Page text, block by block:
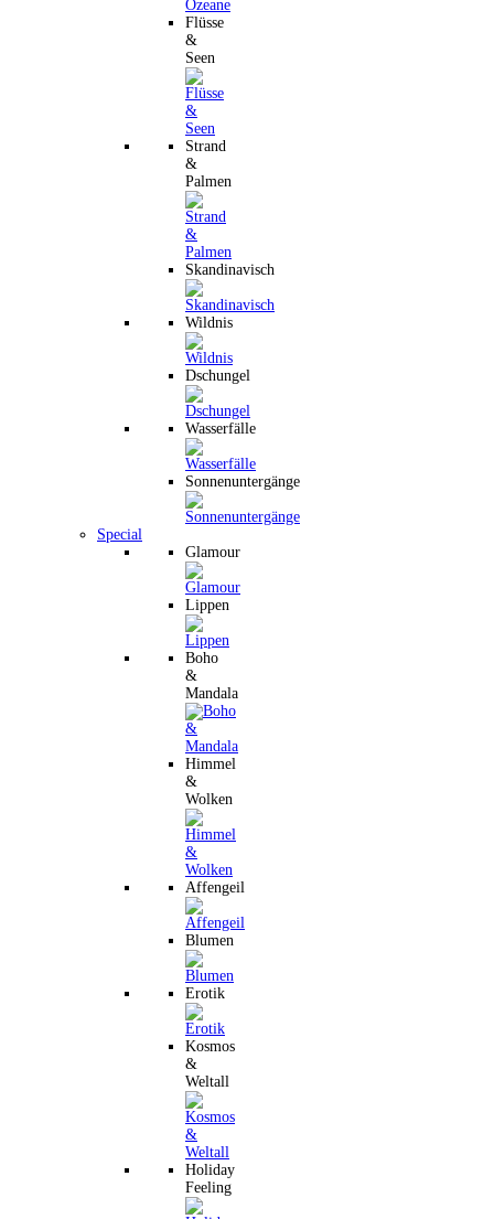
Flüsse
&
Seen
Strand
&
Palmen
Skandinavisch
Wildnis
Dschungel
Wasserfälle
Sonnenuntergänge
Special
Glamour
Lippen
Boho
&
Mandala
Himmel
&
Wolken
Affengeil
Blumen
Erotik
Kosmos
&
Weltall
Holiday
Feeling